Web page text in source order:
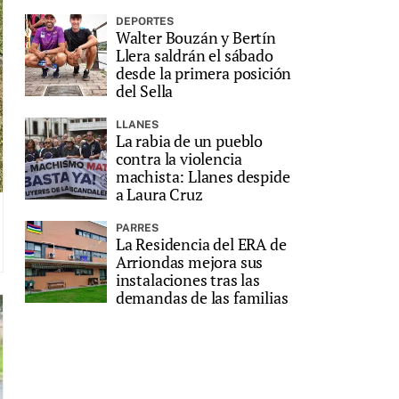
DEPORTES
Walter Bouzán y Bertín
Llera saldrán el sábado
desde la primera posición
del Sella
LLANES
La rabia de un pueblo
contra la violencia
machista: Llanes despide
a Laura Cruz
PARRES
La Residencia del ERA de
Arriondas mejora sus
instalaciones tras las
demandas de las familias